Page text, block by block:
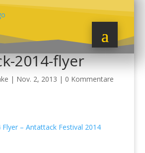
2014-flyer
| Nov. 2, 2013 | 0 Kommentare